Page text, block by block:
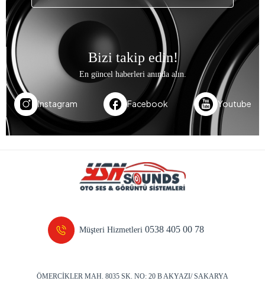
Bizi takip edin!
En güncel haberleri anında alın.
Instagram Facebook Youtube
Müşteri Hizmetleri0538 405 00 78
ÖMERCİKLER MAH. 8035 SK. NO: 20 B AKYAZI/ SAKARYA